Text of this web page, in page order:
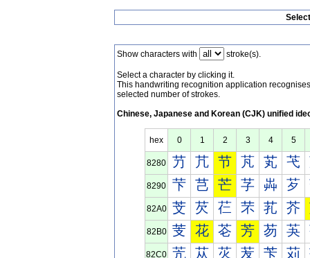
Show characters with stroke(s).
Select a character by clicking it.
This handwriting recognition application
selected number of strokes.
Chinese, Japanese and Korean (CJK) unified
hex 0 1 2 3 4 5
8280 芀 芁 节 芃 芄 芅
8290 芐 芑 芒 芓 芔 芕
82A0 芠 芡 芢 芣 芤 芥
82B0 芰 花 芲 芳 芴 芵
82C0 苀 苁 苂 苃 苄 苅